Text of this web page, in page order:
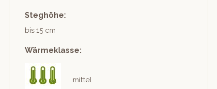
Steghöhe:
bis 15 cm
Wärmeklasse:
mittel